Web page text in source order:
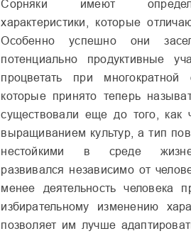
Сорняки имеют
характеристики, которые
Особенно успешно они
потенциально про­дуктивные
процветать при
которые принято теперь
существовали еще до того, как
выращиванием культур, а тип
нестойкими в среде
развивался независимо от
менее дея­тельность человека
избирательно­му изменению
позволяет им лучше